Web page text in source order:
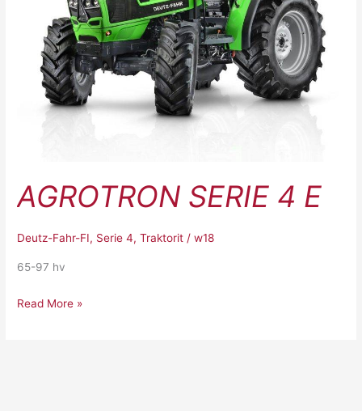
AGROTRON SERIE 4 E
Deutz-Fahr-FI, Serie 4,Traktorit /w18
65-97 hv
Read More »